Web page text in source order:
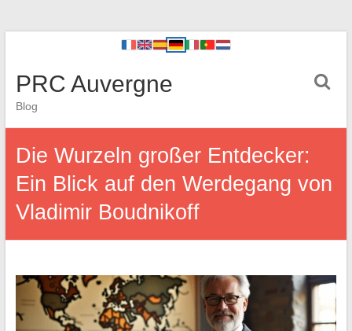
PRC Auvergne
Blog
Die Wurzeln großer Entdecker:
Ein Blick auf den Werdegang von
Vladimir Boudnikoff